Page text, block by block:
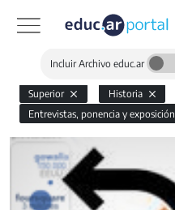
Incluir Archivo educ.ar
Superior Historia
Entrevistas, ponencia y exposición